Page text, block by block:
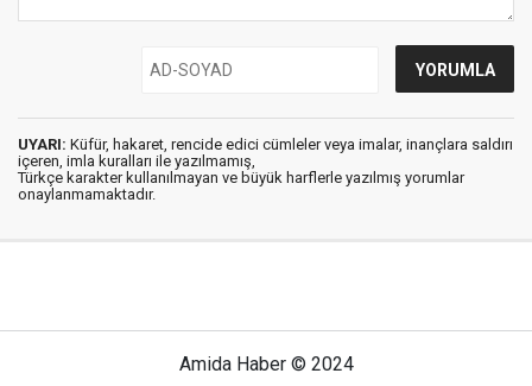
UYARI: Küfür, hakaret, rencide edici cümleler veya imalar, inançlara saldırı
içeren, imla kuralları ile yazılmamış,
Türkçe karakter kullanılmayan ve büyük harflerle yazılmış yorumlar
onaylanmamaktadır.
Amida Haber © 2024